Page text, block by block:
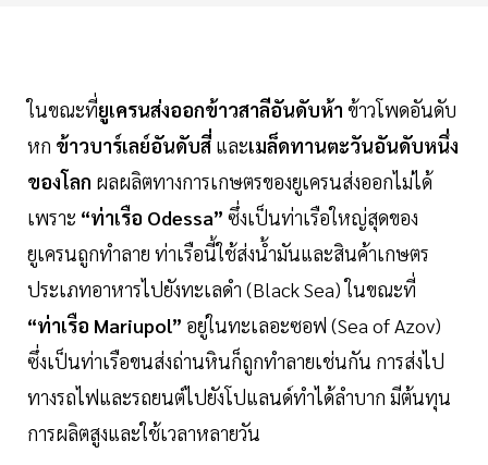
ในขณะที่ยูเครนส่งออกข้าวสาลีอันดับห้า ข้าวโพดอันดับ
หก ข้าวบาร์เลย์อันดับสี่ และเมล็ดทานตะวันอันดับหนึ่ง
ของโลก ผลผลิตทางการเกษตรของยูเครนส่งออกไม่ได้
เพราะ “ท่าเรือ Odessa” ซึ่งเป็นท่าเรือใหญ่สุดของ
ยูเครนถูกทำลาย ท่าเรือนี้ใช้ส่งน้ำมันและสินค้าเกษตร
ประเภทอาหารไปยังทะเลดำ (Black Sea) ในขณะที่
“ท่าเรือ Mariupol” อยู่ในทะเลอะซอฟ (Sea of Azov)
ซึ่งเป็นท่าเรือขนส่งถ่านหินก็ถูกทำลายเช่นกัน การส่งไป
ทางรถไฟและรถยนต์ไปยังโปแลนด์ทำได้ลำบาก มีต้นทุน
การผลิตสูงและใช้เวลาหลายวัน